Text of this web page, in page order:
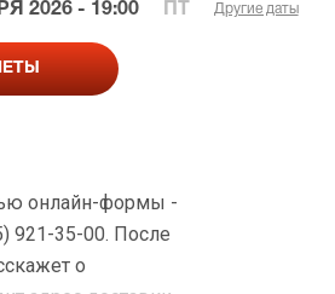
2026 - 19:00 Другие даты
онлайн-формы -
921-35-00. После
о